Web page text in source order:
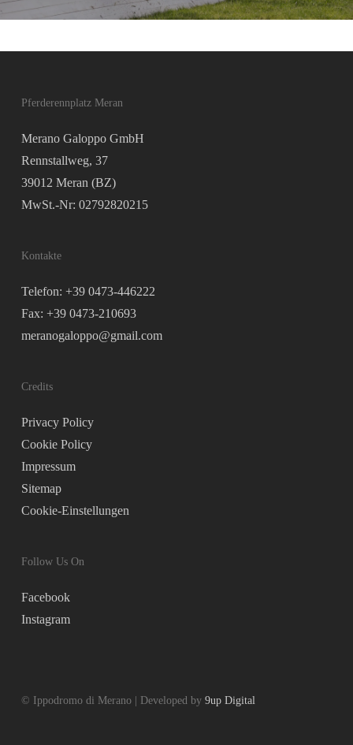
Pferderennplatz Meran
Merano Galoppo GmbH
Rennstallweg, 37
39012 Meran (BZ)
MwSt.-Nr: 02792820215
Kontakte
Telefon: +39 0473-446222
Fax: +39 0473-210693
meranogaloppo@gmail.com
Credits
Privacy Policy
Cookie Policy
Impressum
Sitemap
Cookie-Einstellungen
Follow Us On
Facebook
Instagram
© Ippodromo di Merano | Developed by 9up Digital